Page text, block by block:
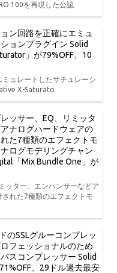
100を再現した公認
ン回路を正確にエミュ
ョンプラグイン Solid
」が79%OFF、10
ュレートしたサチュレーシ
X-Saturato
ッサー、EQ、リミッタ
ナログハードウェアの
た7種類のエフェクトモ
ログモデリングチャン
「Mix Bundle One」が
ッター、エンハンサーなどア
れた7種類のエフェクトモ
のSSLグルーコンプレッ
フェッショナルのため
スコンプレッサー Solid
、29ドル過去最安